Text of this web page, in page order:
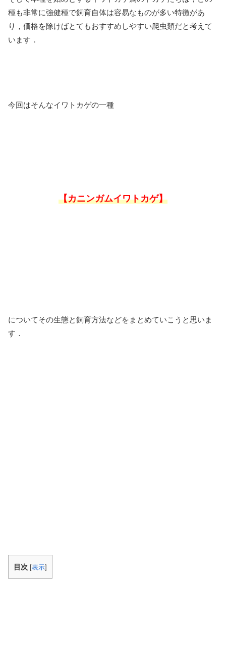
種も非常に強健種で飼育自体は容易なものが多い特徴があ
り，価格を除けばとてもおすすめしやすい爬虫類だと考えて
います．
今回はそんなイワトカゲの一種
【カニンガムイワトカゲ】
についてその生態と飼育方法などをまとめていこうと思いま
す．
目次 [表示]